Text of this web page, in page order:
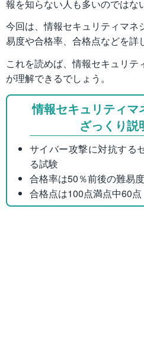
報を知らない人も多いのではな
今回は、情報セキュリティマネ
易度や合格率、合格点などを詳
これを読めば、情報セキュリテ
が理解できるでしょう。
情報セキュリティマ
ざっくり説
サイバー攻撃に対抗する
る試験
合格率は50％前後の難易
合格点は100点満点中60点